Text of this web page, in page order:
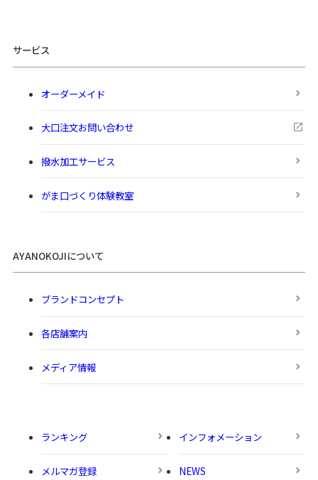
サービス
オーダーメイド
大口注文お問い合わせ
撥水加工サービス
がま口づくり体験教室
AYANOKOJIについて
ブランドコンセプト
各店舗案内
メディア情報
ランキング インフォメーション
メルマガ登録 NEWS